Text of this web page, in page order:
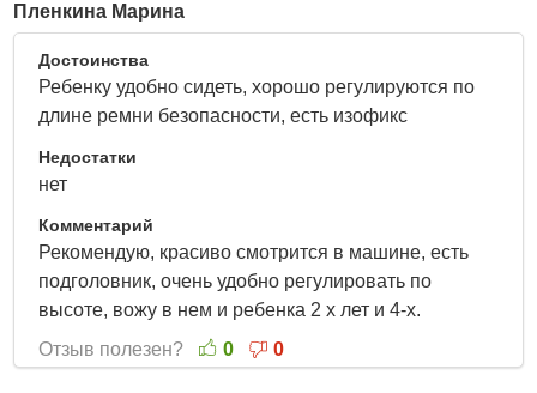
Пленкина Марина
Достоинства
Ребенку удобно сидеть, хорошо регулируются по
длине ремни безопасности, есть изофикс
Недостатки
нет
Комментарий
Рекомендую, красиво смотрится в машине, есть
подголовник, очень удобно регулировать по
высоте, вожу в нем и ребенка 2 х лет и 4-х.
Отзыв полезен?
0 0